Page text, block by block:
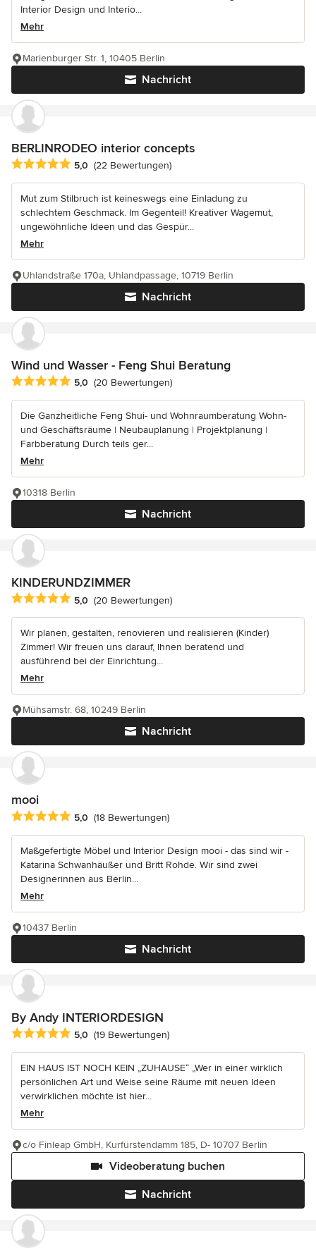
Interior Design und Interio...
Mehr
Nachricht
Marienburger Str. 1, 10405 Berlin
BERLINRODEO interior concepts
Durchschnittliche Bewertung: 5 von 5 Sternen
5,0 (22 Bewertungen)
Mut zum Stilbruch ist keineswegs eine Einladung zu
schlechtem Geschmack. Im Gegenteil! Kreativer Wagemut,
ungewöhnliche Ideen und das Gespür...
Mehr
Nachricht
Uhlandstraße 170a, Uhlandpassage, 10719 Berlin
Wind und Wasser - Feng Shui Beratung
Durchschnittliche Bewertung: 5 von 5 Sternen
5,0 (20 Bewertungen)
Die Ganzheitliche Feng Shui- und Wohnraumberatung Wohn-
und Geschäftsräume | Neubauplanung | Projektplanung |
Farbberatung Durch teils ger...
Mehr
Nachricht
10318 Berlin
KINDERUNDZIMMER
Durchschnittliche Bewertung: 5 von 5 Sternen
5,0 (20 Bewertungen)
Wir planen, gestalten, renovieren und realisieren (Kinder)
Zimmer! Wir freuen uns darauf, Ihnen beratend und
ausführend bei der Einrichtung...
Mehr
Nachricht
Mühsamstr. 68, 10249 Berlin
mooi
Durchschnittliche Bewertung: 5 von 5 Sternen
5,0 (18 Bewertungen)
Maßgefertigte Möbel und Interior Design mooi - das sind wir -
Katarina Schwanhäußer und Britt Rohde. Wir sind zwei
Designerinnen aus Berlin...
Mehr
Nachricht
10437 Berlin
By Andy INTERIORDESIGN
Durchschnittliche Bewertung: 5 von 5 Sternen
5,0 (19 Bewertungen)
EIN HAUS IST NOCH KEIN „ZUHAUSE“ „Wer in einer wirklich
persönlichen Art und Weise seine Räume mit neuen Ideen
verwirklichen möchte ist hier...
Mehr
Nachricht
Videoberatung buchen
c/o Finleap GmbH, Kurfürstendamm 185, D- 10707 Berlin